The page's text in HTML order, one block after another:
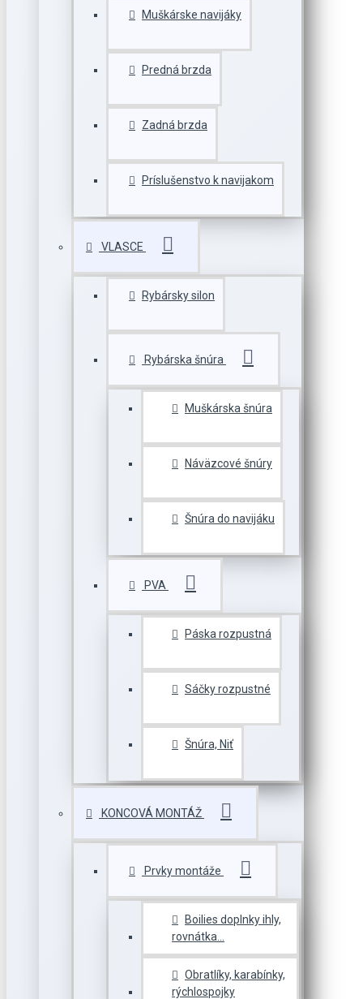
Muškárske navijáky
Predná brzda
Zadná brzda
Príslušenstvo k navijakom
VLASCE
Rybársky silon
Rybárska šnúra
Muškárska šnúra
Náväzcové šnúry
Šnúra do navijáku
PVA
Páska rozpustná
Sáčky rozpustné
Šnúra, Niť
KONCOVÁ MONTÁŽ
Prvky montáže
Boilies doplnky ihly,
rovnátka...
Obratlíky, karabínky,
rýchlospojky